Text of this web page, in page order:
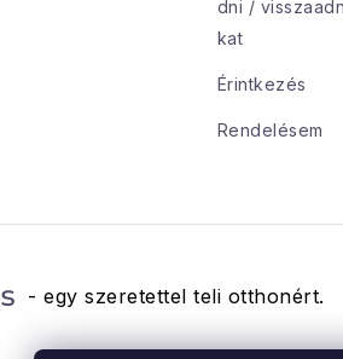
dni /
kat
Érintkezés
Rendelésem
- egy szeretettel teli otthonért.